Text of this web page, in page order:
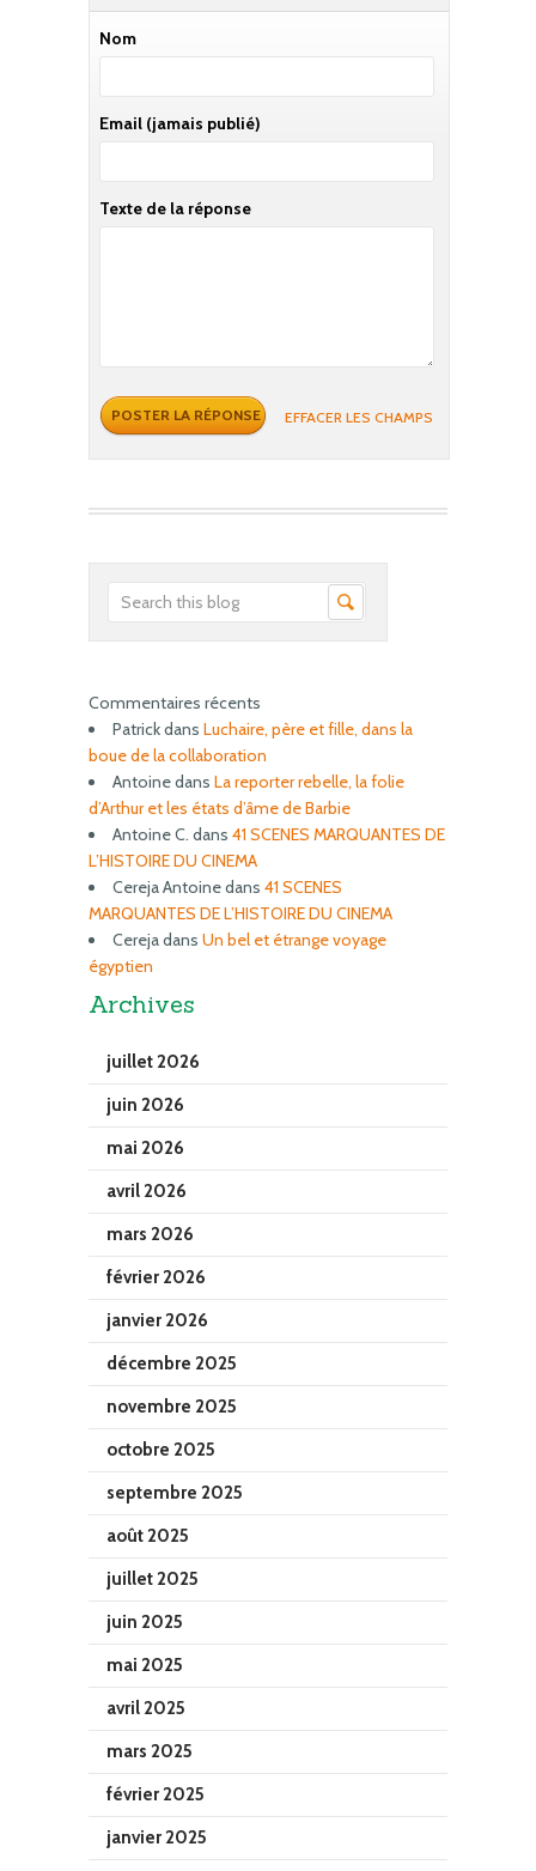
Nom
Email (jamais publié)
Texte de la réponse
EFFACER LES CHAMPS
Commentaires récents
Patrickdans Luchaire, père et fille, dans la
boue de la collaboration
Antoinedans La reporter rebelle, la folie
d’Arthur et les états d’âme de Barbie
Antoine C. dans 41 SCENES MARQUANTES DE
L’HISTOIRE DU CINEMA
Cereja Antoinedans 41 SCENES
MARQUANTES DE L’HISTOIRE DU CINEMA
Cerejadans Un bel et étrange voyage
égyptien
Archives
juillet 2026
juin 2026
mai 2026
avril 2026
mars 2026
février 2026
janvier 2026
décembre 2025
novembre 2025
octobre 2025
septembre 2025
août 2025
juillet 2025
juin 2025
mai 2025
avril 2025
mars 2025
février 2025
janvier 2025